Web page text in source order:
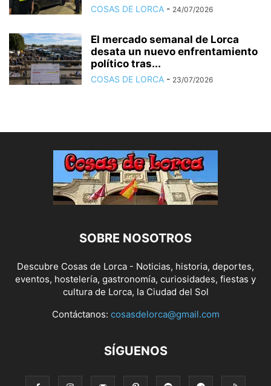
COSAS DE LORCA - 24/07/2026
El mercado semanal de Lorca
desata un nuevo enfrentamiento
político tras...
COSAS DE LORCA - 23/07/2026
SOBRE NOSOTROS
Descubre Cosas de Lorca - Noticias, historia, deportes,
eventos, hostelería, gastronomía, curiosidades, fiestas y
cultura de Lorca, la Ciudad del Sol
Contáctanos: cosasdelorca@gmail.com
SÍGUENOS